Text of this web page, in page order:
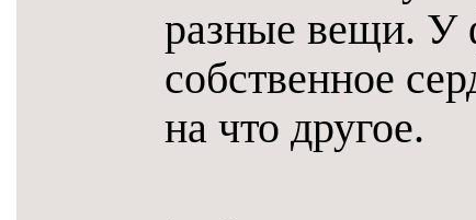
разные вещи. У
собственное
на что другое.